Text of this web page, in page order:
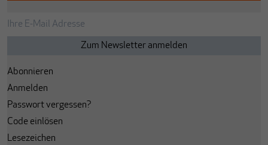
Abonnieren
Anmelden
Passwort vergessen?
Code einlösen
Lesezeichen